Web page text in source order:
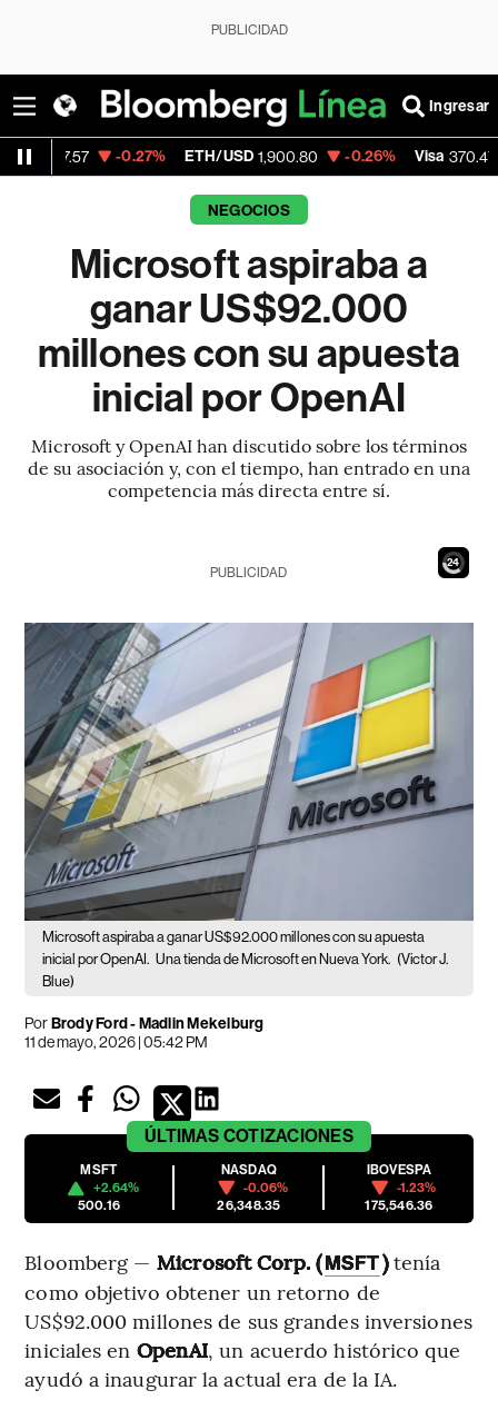
PUBLICIDAD
Ingresar
-0.27% ETH/USD 1,900.80 -0.26% Visa 370.47
NEGOCIOS
Microsoft aspiraba a
ganar US$92.000
millones con su apuesta
inicial por OpenAI
Microsoft y OpenAI han discutido sobre los términos
de su asociación y, con el tiempo, han entrado en una
competencia más directa entre sí.
22
PUBLICIDAD
Microsoft aspiraba a ganar US$92.000 millones con su apuesta
inicial por OpenAI. Una tienda de Microsoft en Nueva York. (Victor J.
Blue)
PorBrody Ford - Madlin Mekelburg
11 de mayo, 2026 | 05:42 PM
ÚLTIMAS COTIZACIONES
MSFT
+2.64%
500.16
NASDAQ
-0.06%
26,348.35
IBOVESPA
-1.23%
175,546.36
Bloomberg — Microsoft Corp. (MSFT)tenía
como objetivo obtener un retorno de
US$92.000 millones de sus grandes inversiones
iniciales en OpenAI, un acuerdo histórico que
ayudó a inaugurar la actual era de la IA.